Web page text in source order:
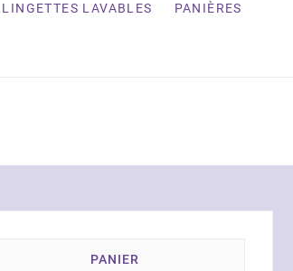
LINGETTES LAVABLES PANIÈRES
PANIER